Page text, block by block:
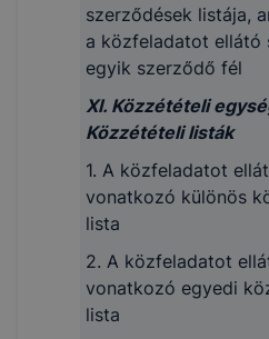
szerződések listája,
a közfeladatot ellátó
egyik szerződő fél
XI. Közzétételi
Közzétételi listák
1. A közfeladatot
vonatkozó különös
lista
2. A közfeladatot
vonatkozó egyedi
lista